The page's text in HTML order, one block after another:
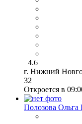
4.6
г. Нижний
32
Откроется в
Полозова Ольга